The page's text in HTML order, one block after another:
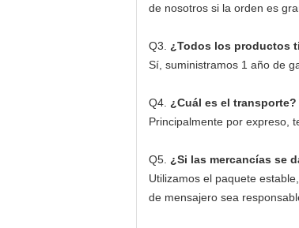
de nosotros si la orden es
Q3. ¿Todos los productos
Sí, suministramos 1 año de
Q4. ¿Cuál es el transporte?
Principalmente por expreso,
Q5. ¿Si las mercancías se
Utilizamos el paquete
de mensajero sea